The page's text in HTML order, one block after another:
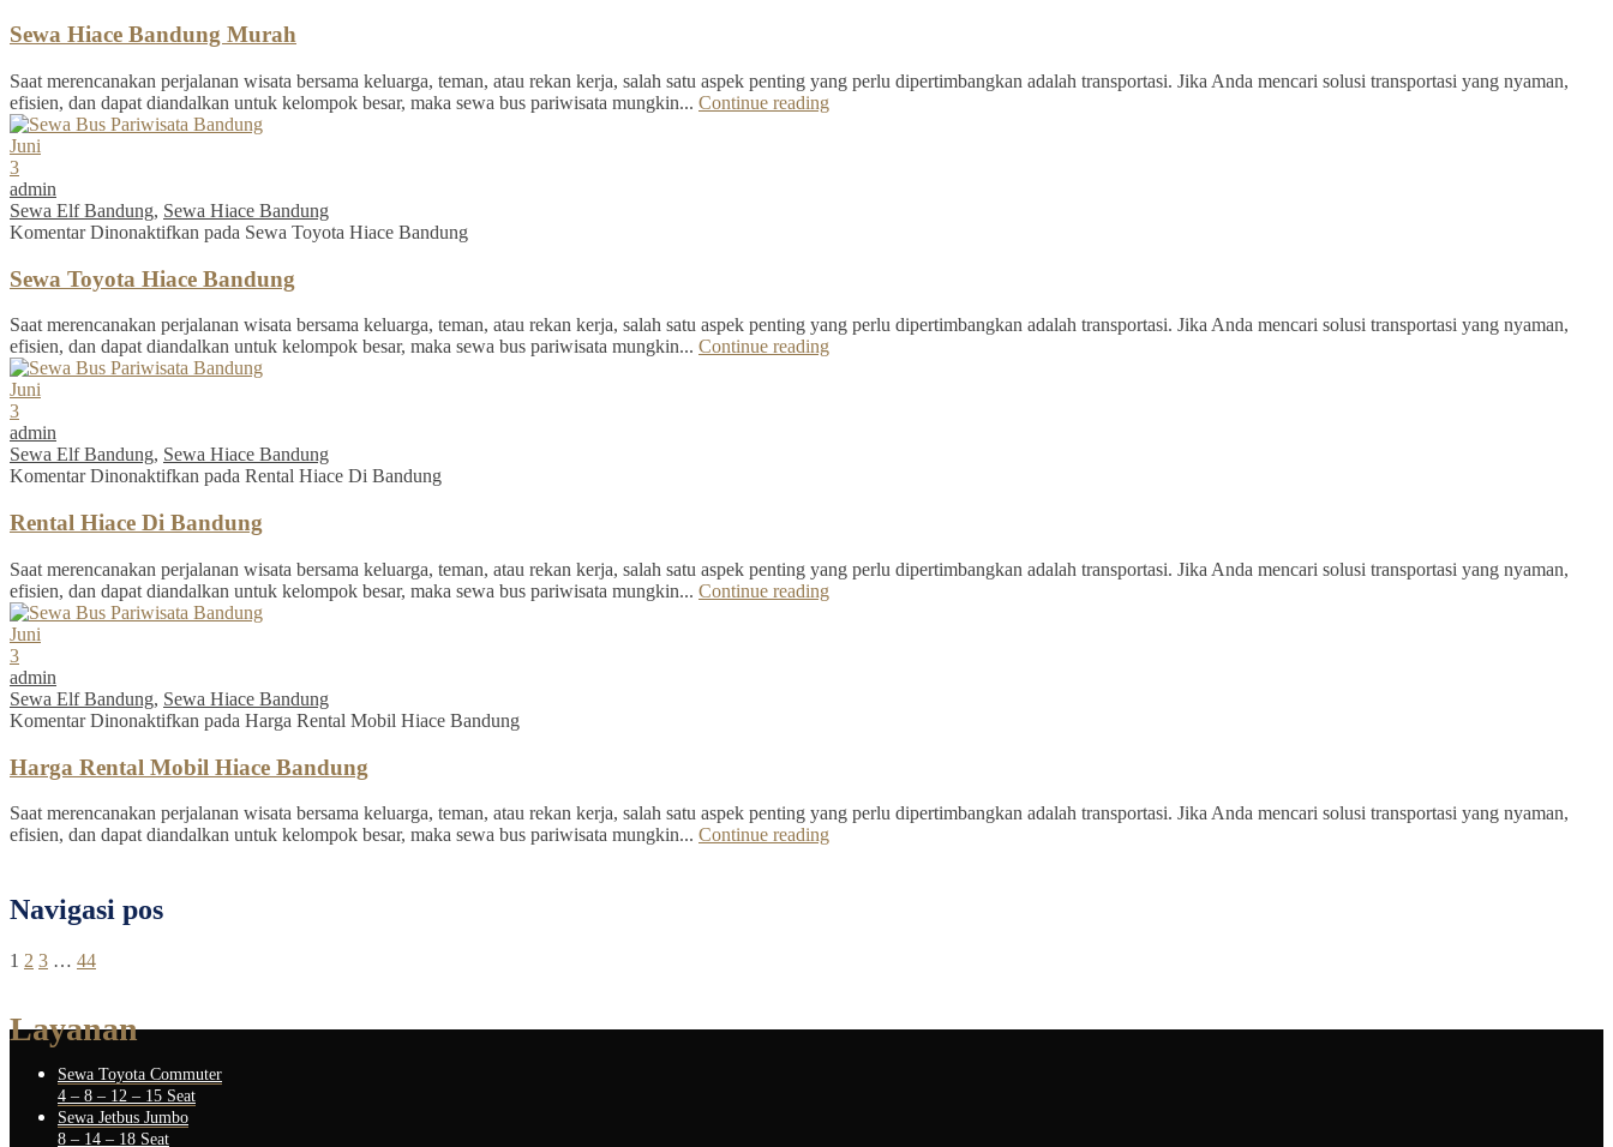
Sewa Hiace Bandung Murah
Saat merencanakan perjalanan wisata bersama keluarga, teman, atau rekan kerja, salah satu aspek penting yang perlu dipertimbangkan adalah transportasi. Jika Anda mencari solusi transportasi yang nyaman,
efisien, dan dapat diandalkan untuk kelompok besar, maka sewa bus pariwisata mungkin... Continue reading
Juni
3
admin
Sewa Elf Bandung, Sewa Hiace Bandung
Komentar Dinonaktifkan pada Sewa Toyota Hiace Bandung
Sewa Toyota Hiace Bandung
Saat merencanakan perjalanan wisata bersama keluarga, teman, atau rekan kerja, salah satu aspek penting yang perlu dipertimbangkan adalah transportasi. Jika Anda mencari solusi transportasi yang nyaman,
efisien, dan dapat diandalkan untuk kelompok besar, maka sewa bus pariwisata mungkin... Continue reading
Juni
3
admin
Sewa Elf Bandung, Sewa Hiace Bandung
Komentar Dinonaktifkan pada Rental Hiace Di Bandung
Rental Hiace Di Bandung
Saat merencanakan perjalanan wisata bersama keluarga, teman, atau rekan kerja, salah satu aspek penting yang perlu dipertimbangkan adalah transportasi. Jika Anda mencari solusi transportasi yang nyaman,
efisien, dan dapat diandalkan untuk kelompok besar, maka sewa bus pariwisata mungkin... Continue reading
Juni
3
admin
Sewa Elf Bandung, Sewa Hiace Bandung
Komentar Dinonaktifkan pada Harga Rental Mobil Hiace Bandung
Harga Rental Mobil Hiace Bandung
Saat merencanakan perjalanan wisata bersama keluarga, teman, atau rekan kerja, salah satu aspek penting yang perlu dipertimbangkan adalah transportasi. Jika Anda mencari solusi transportasi yang nyaman,
efisien, dan dapat diandalkan untuk kelompok besar, maka sewa bus pariwisata mungkin... Continue reading
Navigasi pos
1 2 3 … 44
Layanan
Sewa Toyota Commuter
4 – 8 – 12 – 15 Seat
Sewa Jetbus Jumbo
8 – 14 – 18 Seat